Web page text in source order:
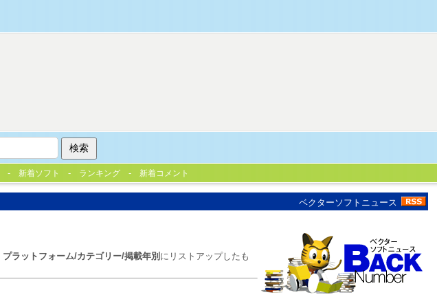
新着ソフト ランキング 新着コメント
ベクターソフトニュース
プラットフォーム/カテゴリー/掲載年別 にリストアップしたも